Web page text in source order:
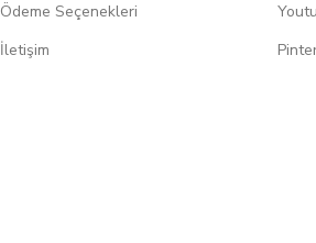
Ödeme Seçenekleri
İletişim